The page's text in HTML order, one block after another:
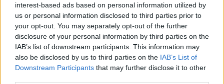
interest-based ads based on personal information utilized by
us or personal information disclosed to third parties prior to
your opt-out. You may separately opt-out of the further
disclosure of your personal information by third parties on the
IAB’s list of downstream participants. This information may
also be disclosed by us to third parties on the IAB’s List of
Downstream Participants that may further disclose it to other
Fontos része a dokumentumnak a
könyvtárak együttműködése, amely az
elektronikus adatbázis és a dokumentum-
ellátás bővítését célozza, de lehetőséget
biztosít egyes adatbázisok közös
megvásárlására is.